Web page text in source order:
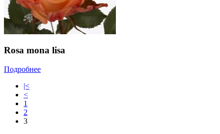
Rosa mona lisa
Подробнее
|<
<
1
2
3